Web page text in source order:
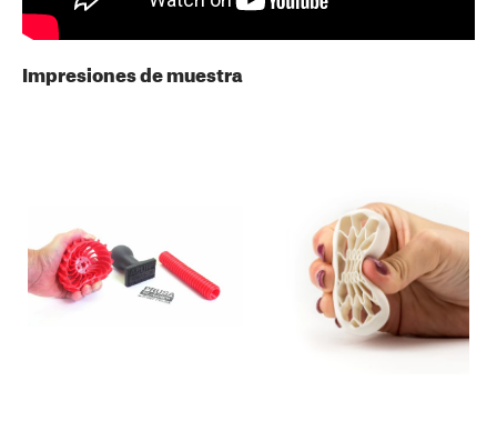
Impresiones de muestra